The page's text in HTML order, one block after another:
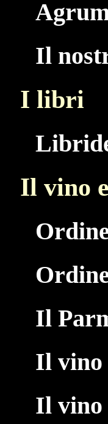
Il
I libri
Il vino
Il
Il vino
Il vino